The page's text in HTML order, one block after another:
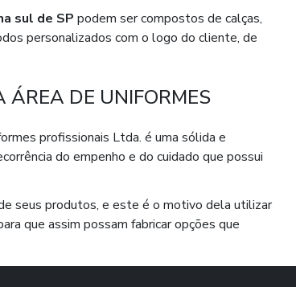
sul de SP podem ser compostos de calças,
personalizados com o logo do cliente, de
ÁREA DE UNIFORMES
profissionais Ltda. é uma sólida e
do empenho e do cuidado que possui
seus produtos, e este é o motivo dela utilizar
que assim possam fabricar opções que